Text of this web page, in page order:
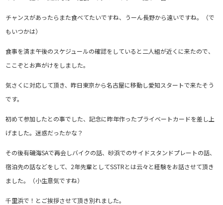
チャンスがあったらまた食べてたいですね、うーん長野から遠いですね。（で
もいつかは）
食事を済ま午後のスケジュールの確認をしていると二人組が近くに来たので、
ここぞとお声がけをしました。
気さくに対応して頂き、昨日東京から名古屋に移動し愛知スタートで来たそう
です。
初めて参加したとの事でした、記念に昨年作ったプライベートカードを差し上
げました。迷惑だったかな？
その後有磯海SAで再会しバイクの話、砂浜でのサイドスタンドプレートの話、
宿泊先の話などをして、2年先輩としてSSTRとは云々と経験をお話させて頂き
ました。（小生意気ですね）
千里浜で！とご挨拶させて頂き別れました。